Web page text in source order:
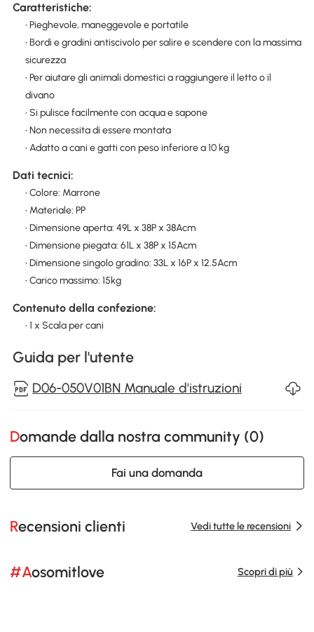
Caratteristiche:
• Pieghevole, maneggevole e portatile
• Bordi e gradini antiscivolo per salire e scendere con la massima
sicurezza
• Per aiutare gli animali domestici a raggiungere il letto o il
divano
• Si pulisce facilmente con acqua e sapone
• Non necessita di essere montata
• Adatto a cani e gatti con peso inferiore a 10 kg
Dati tecnici:
• Colore: Marrone
• Materiale: PP
• Dimensione aperta: 49L x 38P x 38Acm
• Dimensione piegata: 61L x 38P x 15Acm
• Dimensione singolo gradino: 33L x 16P x 12.5Acm
• Carico massimo: 15kg
Contenuto della confezione:
• 1 x Scala per cani
Guida per l'utente
D06-050V01BN Manuale d'istruzioni
Domande dalla nostra community (0)
Fai una domanda
Recensioni clienti Vedi tutte le recensioni
#Aosomitlove Scopri di più